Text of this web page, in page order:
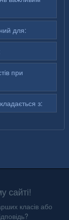
для:
при
з:
сайті!
класів або